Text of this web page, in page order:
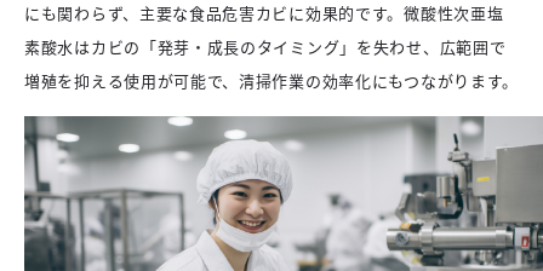
にも関わらず、主要な食品危害カビに効果的です。微酸性次亜塩
素酸水はカビの「発芽・成長のタイミング」を失わせ、広範囲で
増殖を抑える使用が可能で、清掃作業の効率化にもつながります。